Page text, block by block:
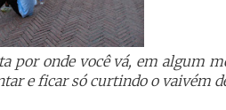
por onde você vá, em algum
e ficar só curtindo o vaivém